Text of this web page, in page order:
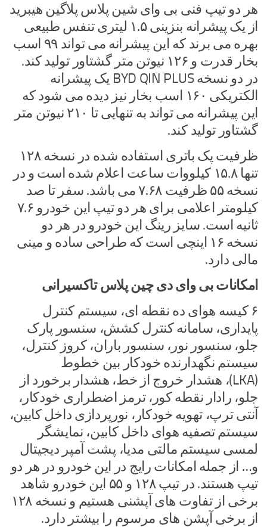
هر دو تیپ فنی بی وای شین پلاس پلاگین هیبرید
از یک پیشرانه بنزینی ۱.۵ لیتری تنفس طبیعی
بهره می برند که این پیشرانه می تواند ۹۹ اسب
بخار قدرت و ۱۲۶ نیوتن متر گشتاور تولید کند.
در دو نسخه BYD QIN PLUS یک پیشرانه
الکتریکی ۱۶۰ اسب بخار نیز دیده می شود که
این پیشرانه می تواند به تنهایی تا ۲۱۰ نیوتن متر
گشتاور تولید کند.
ظرفیت پک باتری استفاده شده در نسخه ۱۲۸
تنها ۱۵.۸ کیلووات ساعت اعلام شده است و در
نسخه ۵۵ ظرفیت ۷.۶۸ می باشد. سفر تا صد
کیلومتر اعلامی برای هر دو تیپ این خودرو ۷.۶
ثانیه است. سایز رینگ این خودرو در هر دو
نسخه ۱۶ اینچی است که طراحی ساده و مینی
مالی دارد.
امکانات بی وای دی چین پلاس تاکسیرانی
۶ کیسه هوای ده نقطه ای، سیستم کنترل
پایداری، سامانه کنترل کشش، سنسور پارک
جلو، سنسور نور، سنسور باران، کروز کنترل،
سیستم نگهدارنده خودکار بین خطوط
(LKA)، هشدار خروج از خط، هشدار برخورد از
جلو، رادار نقطه کور، ترمز اضطراری خودکار،
آنتی ترپ، تهویه خودکار، نورپردازی داخل کابین،
سیستم تصفیه هوای داخل کابین، نمایشگر
لمسی سیستم مالتی مدیا، پشت آمپر دیجیتال
و… از جمله امکانات رایج در این خودرو در هر دو
تیپ هستند. در تیپ ۱۲۸ و ۵۵ این خودرو شاهد
برخی از تفاوت های آپشنی هستیم و نسخه ۱۲۸
از برخی آپشن های مرسوم را بیشتر دارد.